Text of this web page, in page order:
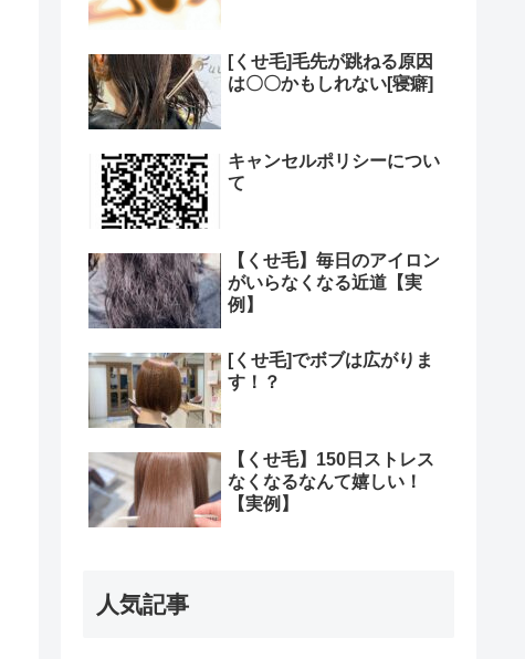
[くせ毛]毛先が跳ねる原因
は〇〇かもしれない[寝癖]
キャンセルポリシーについ
て
【くせ毛】毎日のアイロン
がいらなくなる近道【実
例】
[くせ毛]でボブは広がりま
す！？
【くせ毛】150日ストレス
なくなるなんて嬉しい！
【実例】
人気記事